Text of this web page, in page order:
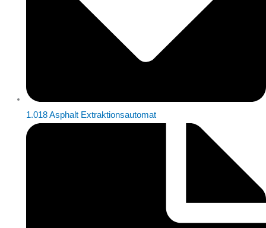
1.018 Asphalt Extraktionsautomat